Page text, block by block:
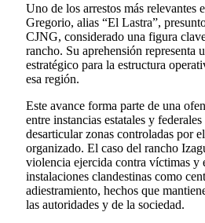
Uno de los arrestos más relevantes
Gregorio, alias “El Lastra”,
CJNG, considerado una figura
rancho. Su aprehensión representa
estratégico para la estructura
esa región.
Este avance forma parte de una
entre instancias estatales y federales
desarticular zonas controladas por
organizado. El caso del rancho
violencia ejercida contra víctimas y
instalaciones clandestinas como
adiestramiento, hechos que
las autoridades y de la sociedad.